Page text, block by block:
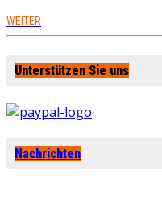
WEITER
Unterstützen Sie uns
Nachrichten